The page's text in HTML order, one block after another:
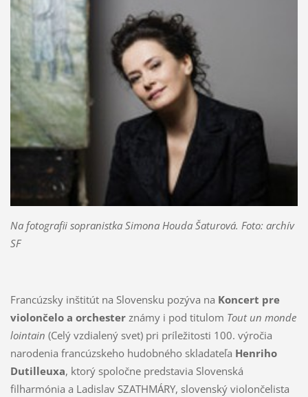
Na fotografii sopranistka Simona Houda Šaturová. Foto: archív
SF
Francúzsky inštitút na Slovensku pozýva na Koncert pre
violončelo a orchesterznámy i pod titulom Tout un monde
lointain (Celý vzdialený svet) pri príležitosti 100. výročia
narodenia francúzskeho hudobného skladateľa Henriho
Dutilleuxa, ktorý spoločne predstavia Slovenská
filharmónia a Ladislav SZATHMÁRY, slovenský violončelista